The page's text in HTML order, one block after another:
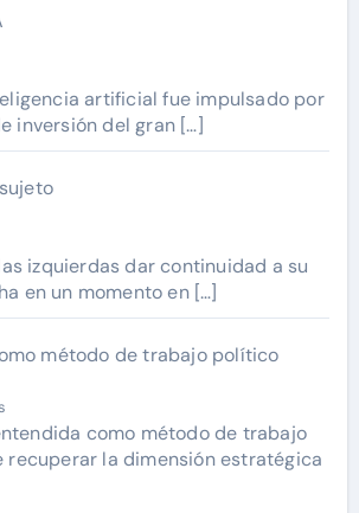
artificial fue impulsado por
inversión del gran […]
izquierdas dar continuidad a su
en un momento en […]
método de trabajo político
como método de trabajo
recuperar la dimensión estratégica